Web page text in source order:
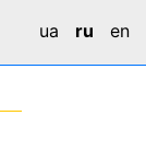
ua ru en